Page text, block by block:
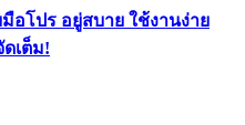
อโปร อยู่สบาย ใช้งานง่าย
เต็ม!